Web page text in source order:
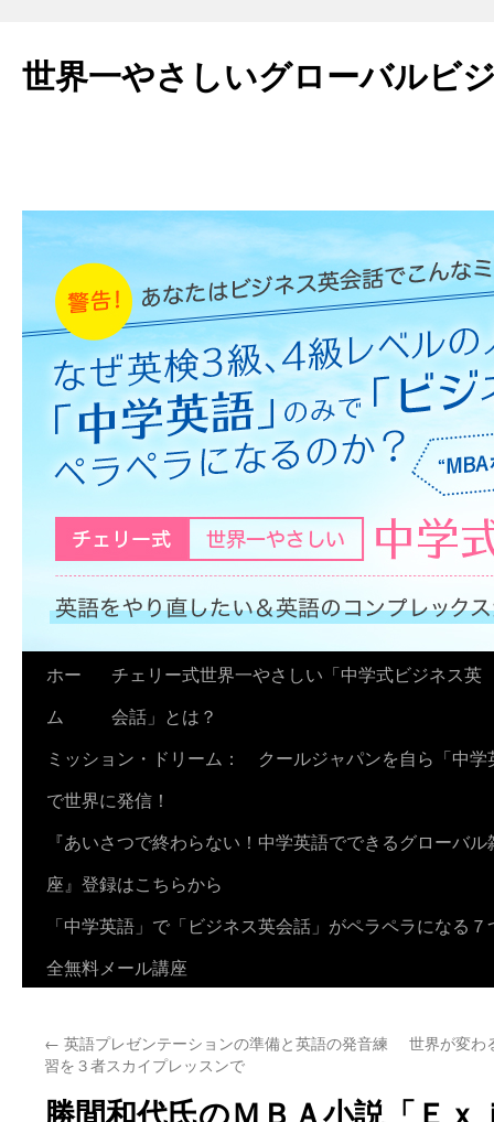
世界一やさしいグローバルビ
キ
プ
ホー
ム
チェリー式世界一やさしい「中学式ビジネス英
会話」とは？
ミッション・ドリーム： クールジャパンを自ら「中学
で世界に発信！
『あいさつで終わらない！中学英語でできるグローバ
座』登録はこちらから
「中学英語」で「ビジネス英会話」がペラペラになる
全無料メール講座
← 英語プレゼンテーションの準備と英語の発音練
習を３者スカイプレッスンで
世界が変わ
勝間和代氏のＭＢＡ小説「Ｅｘ